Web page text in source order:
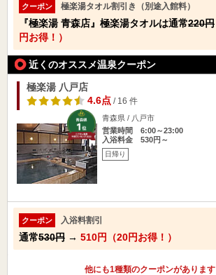
クーポン 極楽湯タオル割引き（別途入館料）
『極楽湯 青森店』極楽湯タオルは通常220円
円お得！）
近くのオススメ温泉クーポン
極楽湯 八戸店
4.6点/ 16 件
青森県 / 八戸市
営業時間 6:00～23:00
入浴料金 530円～
日帰り
クーポン 入浴料割引
通常530円 → 510円（20円お得！）
他にも1種類のクーポンがあります